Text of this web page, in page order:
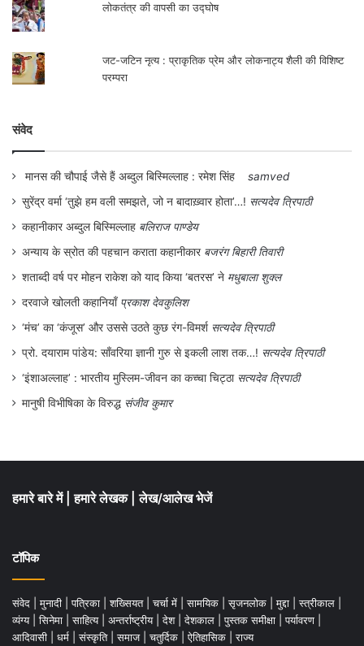
लोकतंत्र की वापसी का उद्घोष
जट-जटिन नृत्य : प्राकृतिक प्रेम और लोकनाट्य शैली की विशिष्ट
परम्परा
संवेद
मानस की चौपाई जैसे हैं अब्दुल बिस्मिल्लाह : रमेश सिंह
samved
सुरेंद्र वर्मा ‘तुझे हम वली समझते, जो न बादाख़्वार होता’…! सत्यदेव त्रिपाठी
कहानीकार अब्दुल बिस्मिल्लाह बलिराज पाण्डेय
अन्याय के स्रोत की पहचान कराता कहानीकार बजरंग बिहारी तिवारी
शताब्दी वर्ष पर मोहन राकेश को याद किया ‘बतरस’ ने मधुबाला शुक्ल
दरवाजे खोलती कहानियाँ प्रकाश देवकुलिश
‘मंच’ का ‘कंजूस’ और उससे उठते कुछ रंग-विमर्श सत्यदेव त्रिपाठी
प्रो. दयाराम पांडेय: साँवरिया ज्ञानी गुरु से इकली लाश तक…! सत्यदेव त्रिपाठी
‘इंशाअल्लाह’ : भारतीय मुस्लिम-जीवन का कच्चा चिट्ठा सत्यदेव त्रिपाठी
मानुषी विभीषिका के विरुद्ध संजीव कुमार
हमारे बारे में हमारे लेखक लेख/आलेख भेजें
टॉपिक
संवेद मुनादी पत्रिका शख्सियत चर्चा में सामयिक सृजनलोक मुद्दा स्त्रीकाल
व्यंग्य
सिनेमा साहित्य अन्तर्राष्ट्रीय देश देशकाल पुस्तक समीक्षा पर्यावरण
आदिवासी
धर्म संस्कृति समाज चतुर्दिक ऐतिहासिक राज्य